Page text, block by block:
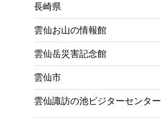
長崎県
雲仙お山の情報館
雲仙岳災害記念館
雲仙市
雲仙諏訪の池ビジターセンター